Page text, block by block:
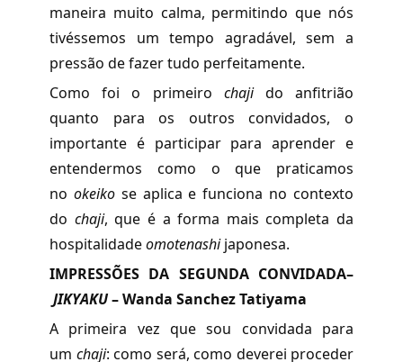
maneira muito calma, permitindo que nós
tivéssemos um tempo agradável, sem a
pressão de fazer tudo perfeitamente.
Como foi o primeiro chaji do anfitrião
quanto para os outros convidados, o
importante é participar para aprender e
entendermos como o que praticamos
no okeiko se aplica e funciona no contexto
do chaji, que é a forma mais completa da
hospitalidadeomotenashijaponesa.
IMPRESSÕES DA SEGUNDA CONVIDADA–
JIKYAKU– Wanda Sanchez Tatiyama
A primeira vez que sou convidada para
um chaji: como será, como deverei proceder